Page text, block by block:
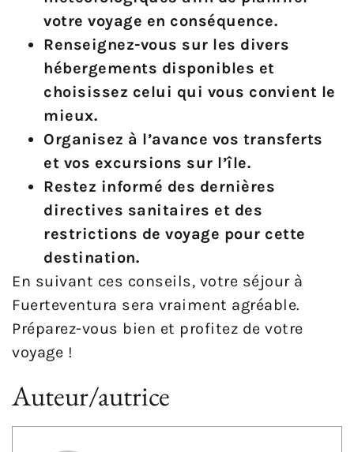
votre voyage en conséquence.
Renseignez-vous sur les divers
hébergements disponibles et
choisissez celui qui vous convient le
mieux.
Organisez à l’avance vos transferts
et vos excursions sur l’île.
Restez informé des dernières
directives sanitaires et des
restrictions de voyage pour cette
destination.
En suivant ces conseils, votre séjour à
Fuerteventura sera vraiment agréable.
Préparez-vous bien et profitez de votre
voyage !
Auteur/autrice